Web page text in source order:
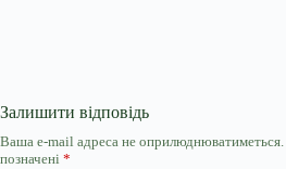
Залишити відповідь
Ваша e-mail адреса не оприлюднюватиметься.
позначені *